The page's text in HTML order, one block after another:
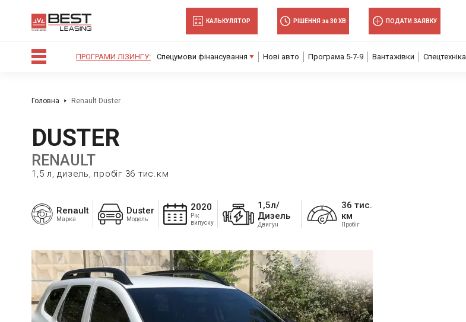
Powered by SendPulse Заборонити Дозволити
Дозвольте сайту bestleasing.com.ua
відправляти вам сповіщення на
Powered by SendPulse Заборонити Дозволити
КАЛЬКУЛЯТОР РІШЕННЯ за 30 ХВ ПОДАТИ ЗАЯВКУ
ПРОГРАМИ ЛІЗИНГУ: Спецумови фінансування Нові авто Програма 5-7-9 Вантажівки Спецтехніка
Головна Renault Duster
DUSTER
RENAULT
1,5 л, дизель, пробіг 36 тис.км
Renault
Марка
Duster
Модель
2020
Рік
випуску
1,5л/
Дизель
Двигун
36 тис.
км
Пробіг